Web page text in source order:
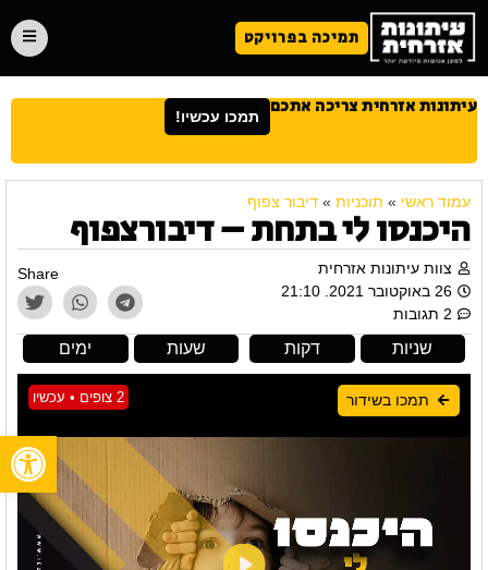
תמיכה בפרויקט
עיתונות אזרחית צריכה אתכם תמכו עכשיו!
עמוד ראשי » תוכניות » דיבור צפוף
היכנסו לי בתחת – דיבורצפוף
צוות עיתונות אזרחית
26 באוקטובר 2021. 21:10
2 תגובות
Share
ימים שעות דקות שניות
2 צופים • עכשיו תמכו בשידור